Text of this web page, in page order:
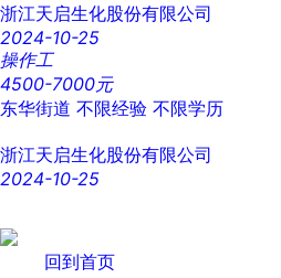
浙江天启生化股份有限公司
2024-10-25
操作工
4500-7000元
东华街道 不限经验 不限学历
浙江天启生化股份有限公司
2024-10-25
回到首页